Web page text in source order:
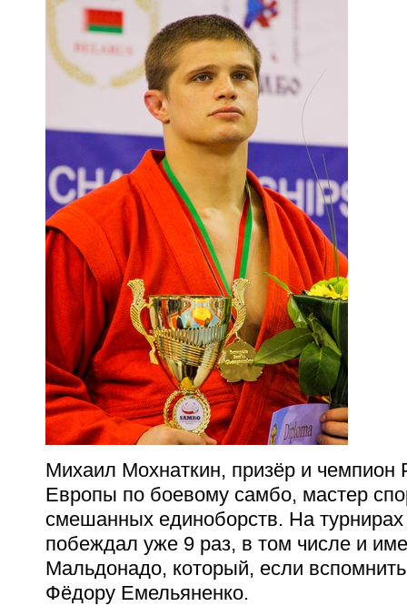
Михаил Мохнаткин, призёр и чемпион
Европы по боевому самбо, мастер
смешанных единоборств. На
побеждал уже 9 раз, в том числе и
Мальдонадо, который, если
Фёдору Емельяненко.